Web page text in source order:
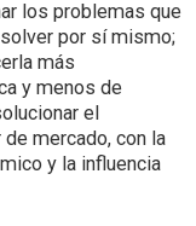
los problemas que
por sí mismo;
más
y menos de
el
mercado, con la
y la influencia